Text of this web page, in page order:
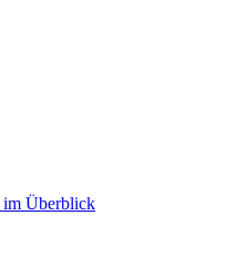
im Überblick